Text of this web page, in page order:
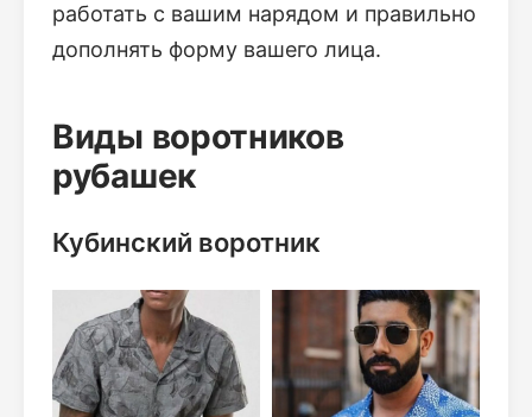
работать с вашим нарядом и правильно
дополнять форму вашего лица.
Виды воротников
рубашек
Кубинский воротник